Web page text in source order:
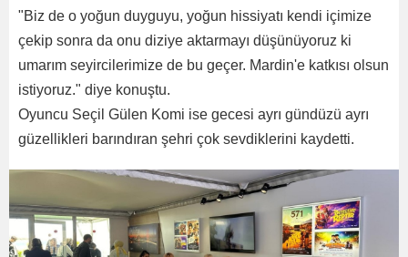
"Biz de o yoğun duyguyu, yoğun hissiyatı kendi içimize
çekip sonra da onu diziye aktarmayı düşünüyoruz ki
umarım seyircilerimize de bu geçer. Mardin'e katkısı olsun
istiyoruz." diye konuştu.
Oyuncu Seçil Gülen Komi ise gecesi ayrı gündüzü ayrı
güzellikleri barındıran şehri çok sevdiklerini kaydetti.